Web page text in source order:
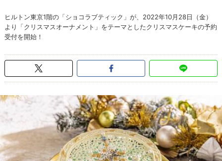
ヒルトン東京1階の「ショコラブティック」が、2022年10月28日（金）
より「クリスマスオーナメント」をテーマとしたクリスマスケーキの予約
受付を開始！